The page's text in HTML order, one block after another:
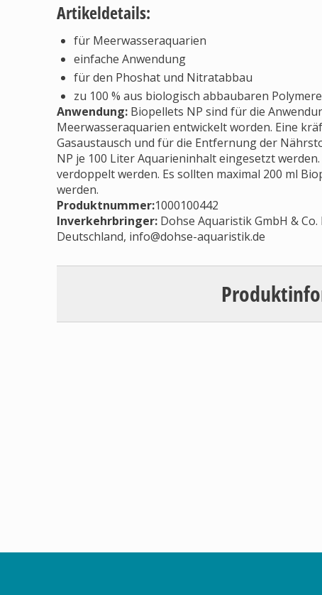
Artikeldetails:
für Meerwasseraquarien
einfache Anwendung
für den Phoshat und Nitratabbau
zu 100 % aus biologisch abbaubaren
Anwendung: Biopellets NP sind für die
Meerwasseraquarien entwickelt worden. Eine
Gasaustausch und für die Entfernung der
NP je 100 Liter Aquarieninhalt eingesetzt
verdoppelt werden. Es sollten maximal 200 ml
werden.
Produktnummer:1000100442
Inverkehrbringer: Dohse Aquaristik GmbH &
Deutschland, info@dohse-aquaristik.de